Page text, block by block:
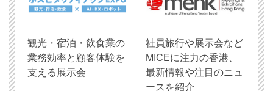
観光・宿泊・飲食業の
業務効率と顧客体験を
支える展示会
社員旅行や展示会など
MICEに注力の香港、
最新情報や注目のニュ
ースを紹介